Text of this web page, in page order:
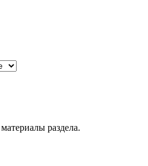
раздела.